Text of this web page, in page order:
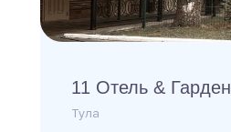
11 Отель & Гарден
Тула